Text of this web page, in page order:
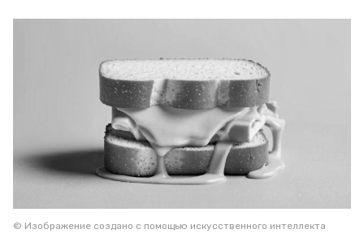
© Изображение создано с помощью искусственного интеллекта